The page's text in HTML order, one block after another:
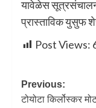
यावेळेस
प्रास्ताविक युसुफ
Post Views:
Previous:
टोयोटा किर्लोस्‍कर